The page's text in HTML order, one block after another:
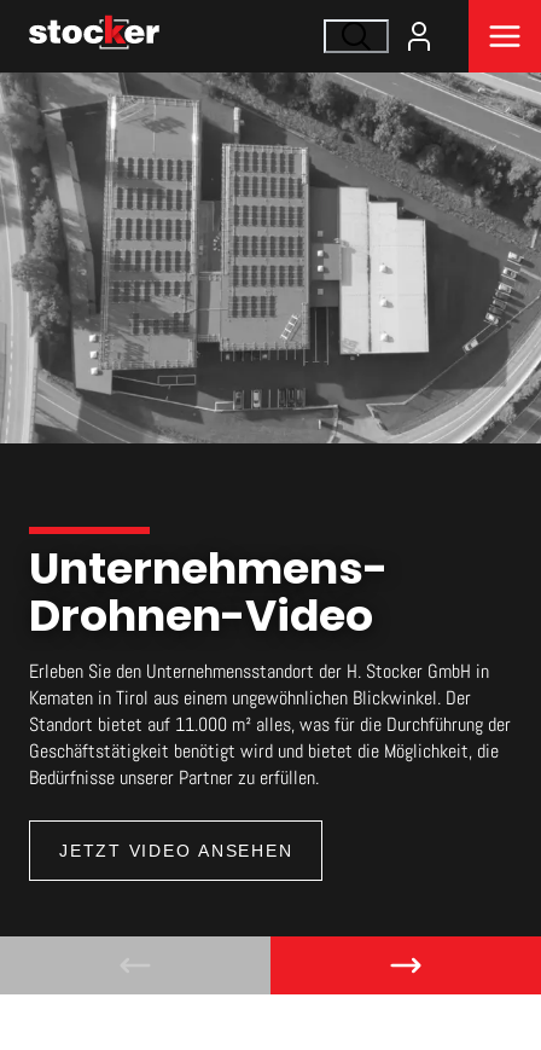
Unternehmens-
Drohnen-Video
Erleben Sie den Unternehmensstandort der H. Stocker GmbH in
Kematen in Tirol aus einem ungewöhnlichen Blickwinkel. Der
Standort bietet auf 11.000 m² alles, was für die Durchführung der
Geschäftstätigkeit benötigt wird und bietet die Möglichkeit, die
Bedürfnisse unserer Partner zu erfüllen.
JETZT VIDEO ANSEHEN